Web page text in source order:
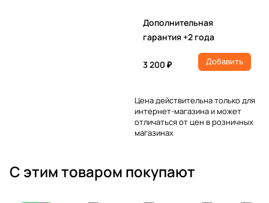
Дополнительная
гарантия +2 года
3 200 ₽ Добавить
Цена действительна только для
интернет-магазина и может
отличаться от цен в розничных
магазинах
С этим товаром покупают